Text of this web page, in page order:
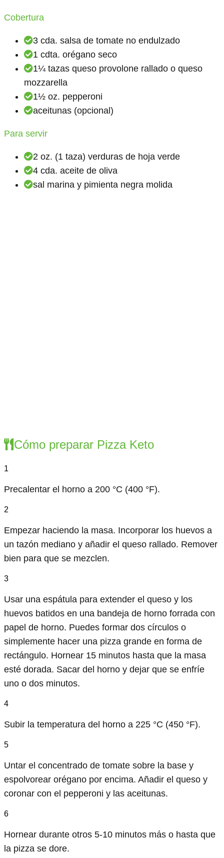
Cobertura
3 cda. salsa de tomate no endulzado
1 cdta. orégano seco
1¼ tazas queso provolone rallado o queso
mozzarella
1½ oz. pepperoni
aceitunas (opcional)
Para servir
2 oz. (1 taza) verduras de hoja verde
4 cda. aceite de oliva
sal marina y pimienta negra molida
Cómo preparar Pizza Keto
1
Precalentar el horno a 200 °C (400 °F).
2
Empezar haciendo la masa. Incorporar los huevos a
un tazón mediano y añadir el queso rallado. Remover
bien para que se mezclen.
3
Usar una espátula para extender el queso y los
huevos batidos en una bandeja de horno forrada con
papel de horno. Puedes formar dos círculos o
simplemente hacer una pizza grande en forma de
rectángulo. Hornear 15 minutos hasta que la masa
esté dorada. Sacar del horno y dejar que se enfríe
uno o dos minutos.
4
Subir la temperatura del horno a 225 °C (450 °F).
5
Untar el concentrado de tomate sobre la base y
espolvorear orégano por encima. Añadir el queso y
coronar con el pepperoni y las aceitunas.
6
Hornear durante otros 5-10 minutos más o hasta que
la pizza se dore.